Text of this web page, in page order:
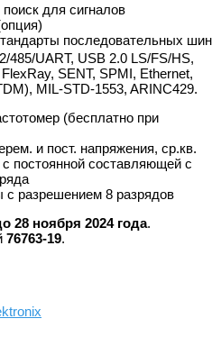
для сигналов
последовательных шин
485/UART, USB 2.0 LS/FS/HS,
SENT, SPMI, Ethernet,
MIL-STD-1553, ARINC429.
(бесплатно при
и пост. напряжения, ср.кв.
постоянной составляющей с
с разрешением 8 разрядов
28 ноября 2024 года.
76763-19.